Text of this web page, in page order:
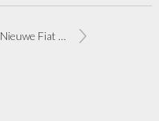
Nieuwe Fiat 500 ook als cabrio